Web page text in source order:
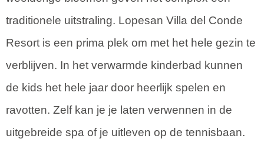
traditionele uitstraling. Lopesan Villa del Conde
Resort is een prima plek om met het hele gezin te
verblijven. In het verwarmde kinderbad kunnen
de kids het hele jaar door heerlijk spelen en
ravotten. Zelf kan je je laten verwennen in de
uitgebreide spa of je uitleven op de tennisbaan.